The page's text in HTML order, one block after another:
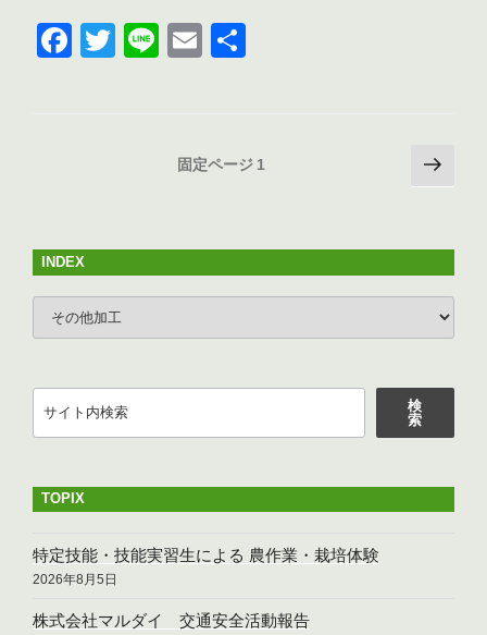
F
o
k
T
Li
E
ペ
ー
ジ
送
固定ページ 1
次
の
INDEX
INDEX
検
索
TOPIX
特定技能・技能実習生による 農作業・栽培体験
2026年8月5日
株式会社マルダイ 交通安全活動報告